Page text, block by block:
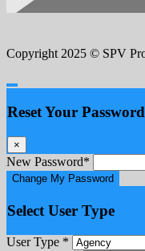
Copyright 2025 © SPV
Reset Your Password
×
New Password*
Change My Password
Select User Type
User Type *